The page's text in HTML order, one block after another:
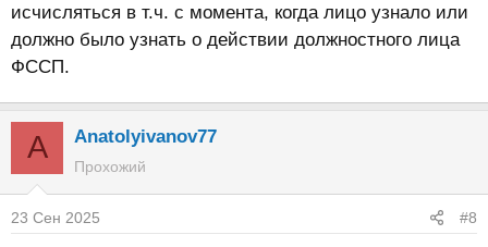
исчисляться в т.ч. с момента, когда лицо узнало или
должно было узнать о действии должностного лица
ФССП.
A Anatolyivanov77
Прохожий
23 Сен 2025 #8